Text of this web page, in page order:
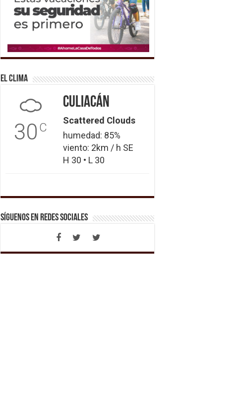
El Clima
30 C
Culiacán
Scattered Clouds
humedad: 85%
viento: 2km / h SE
H 30 • L 30
Síguenos en Redes Sociales